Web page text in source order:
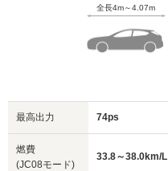
全長4m～4.07m
最高出力 74ps
燃費
(JC08モード)
33.8～38.0km/L